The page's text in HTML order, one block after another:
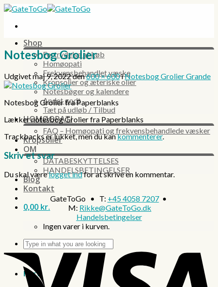
Skip
content
Shop
Fortrydelse af køb
Homøopati
Frekvensbehandlet væske
Kropsolier og æteriske olier
Notesbøger og kalendere
Andet godt
Tæt på udløb / Tilbud
HOMØOPATI
FAQ – Homøopati og frekvensbehandlede væsker
Kropsolier
OM
DATABESKYTTELSES
HANDELSBETINGELSER
Blog
Kontakt
0,00 kr.
Ingen varer i kurven.
Søg
efter:
Kurv
Notesbog Grolier
Udgivetmaj 9, 2022den600 × 600iNotesbog Grolier Grande
Notesbog Grolier fra Paperblanks
Lækker notesbog Grolier fra Paperblanks
Trackbacks er lukket, men du kankommenterer.
Skriv et svar
Du skal værelogget indfor at skrive en kommentar.
GateToGo • T: +45 4058 7207•
M: Rikke@GateToGo.dk
Handelsbetingelser